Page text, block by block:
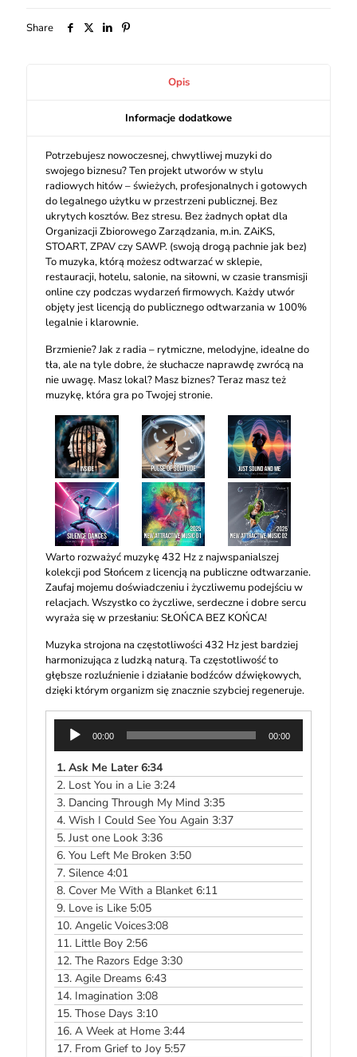
Share
Opis
Informacje dodatkowe
Potrzebujesz nowoczesnej, chwytliwej muzyki do
swojego biznesu? Ten projekt utworów w stylu
radiowych hitów – świeżych, profesjonalnych i gotowych
do legalnego użytku w przestrzeni publicznej. Bez
ukrytych kosztów. Bez stresu. Bez żadnych opłat dla
Organizacji Zbiorowego Zarządzania, m.in. ZAiKS,
STOART, ZPAV czy SAWP. (swoją drogą pachnie jak bez)
To muzyka, którą możesz odtwarzać w sklepie,
restauracji, hotelu, salonie, na siłowni, w czasie transmisji
online czy podczas wydarzeń firmowych. Każdy utwór
objęty jest licencją do publicznego odtwarzania w 100%
legalnie i klarownie.
Brzmienie? Jak z radia – rytmiczne, melodyjne, idealne do
tła, ale na tyle dobre, że słuchacze naprawdę zwrócą na
nie uwagę. Masz lokal? Masz biznes? Teraz masz też
muzykę, która gra po Twojej stronie.
Warto rozważyć muzykę 432 Hz z najwspanialszej
kolekcji pod Słońcem z licencją na publiczne odtwarzanie.
Zaufaj mojemu doświadczeniu i życzliwemu podejściu w
relacjach. Wszystko co życzliwe, serdeczne i dobre sercu
wyraża się w przesłaniu: SŁOŃCA BEZ KOŃCA!
Muzyka strojona na częstotliwości 432 Hz jest bardziej
harmonizująca z ludzką naturą. Ta częstotliwość to
głębsze rozluźnienie i działanie bodźców dźwiękowych,
dzięki którym organizm się znacznie szybciej regeneruje.
Odtwarzacz
plików
dźwiękowych
00:00 00:00
1.Ask Me Later 6:34
2. Lost You in a Lie 3:24
3. Dancing Through My Mind 3:35
4.Wish I Could See You Again 3:37
5.Just one Look 3:36
6.You Left Me Broken 3:50
7.Silence 4:01
8. Cover Me With a Blanket 6:11
9. Love is Like 5:05
10.Angelic Voices3:08
11. Little Boy 2:56
12.The Razors Edge 3:30
13.Agile Dreams 6:43
14. Imagination 3:08
15.Those Days 3:10
16.A Week at Home 3:44
17. From Grief to Joy 5:57